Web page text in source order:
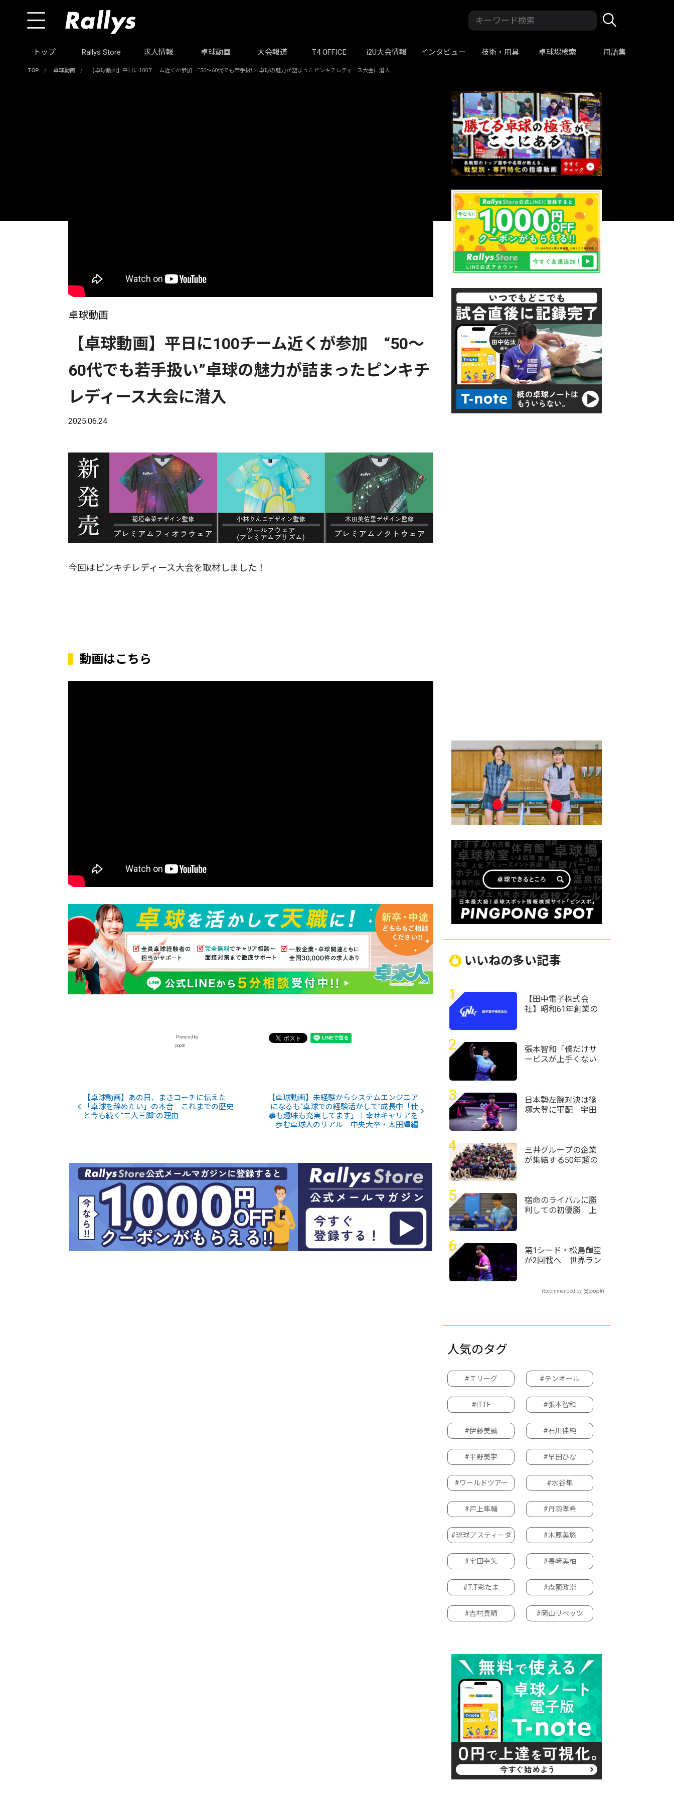
トップ Rallys Store 求人情報 卓球動画 大会報道 T4 OFFICE i2U大会情報 インタビュー 技術・用具 卓球場検索 用語集
TOP / 卓球動画 / 【卓球動画】平日に100チーム近くが参加 “50～60代でも若手扱い”卓球の魅力が詰まったピンキチレディース大会に潜入
卓球動画
【卓球動画】平日に100チーム近くが参加 “50～
60代でも若手扱い”卓球の魅力が詰まったピンキチ
レディース大会に潜入
2025.06.24
今回はピンキチレディース大会を取材しました！
動画はこちら
Powered by
popIn
【卓球動画】あの日、まさコーチに伝えた
「卓球を辞めたい」の本音 これまでの歴史
と今も続く“二人三脚”の理由
【卓球動画】未経験からシステムエンジニア
になるも“卓球での経験活かして”成長中「仕
事も趣味も充実してます」｜幸せキャリアを
歩む卓球人のリアル 中央大卒・太田輝編
いいねの多い記事
1
【田中電子株式会
社】昭和61年創業の
マホアドバイザー
職」募集開始！
2
張本智和「僕だけサ
ービスが上手くない
チャンピオンズ横浜
2026＞
3
日本勢左腕対決は篠
塚大登に軍配 宇田
ンズ横浜2026＞
4
三井グループの企業
が集結する50年超の
球・オール三井2026
＞
5
宿命のライバルに勝
利しての初優勝 上
権2026/男子シングル
ス＞
6
第1シード・松島輝空
が2回戦へ 世界ラン
ンピオンズ横浜2026
Recommended by
人気のタグ
#Ｔリーグ #テンオール
#ITTF #張本智和
#伊藤美誠 #石川佳純
#平野美宇 #早田ひな
#ワールドツアー #水谷隼
#戸上隼輔 #丹羽孝希
#琉球アスティーダ #木原美悠
#宇田幸矢 #長﨑美柚
#T.T彩たま #森薗政崇
#吉村真晴 #岡山リベッツ